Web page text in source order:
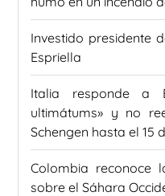
Investido presidente
Espriella
Italia responde a
ultimátums» y no
Schengen hasta el 15
Colombia reconoce
sobre el Sáhara